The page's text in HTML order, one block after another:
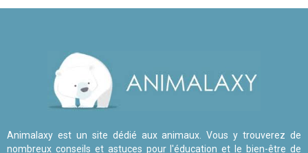
Animalaxy est un site dédié aux animaux. Vous y trouverez de
nombreux conseils et astuces pour l'éducation et le bien-être de